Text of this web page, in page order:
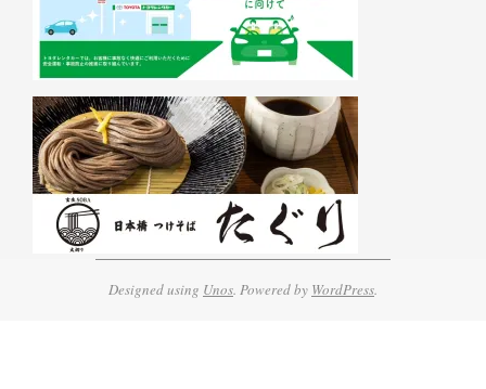
Designed using Unos. Powered by WordPress.